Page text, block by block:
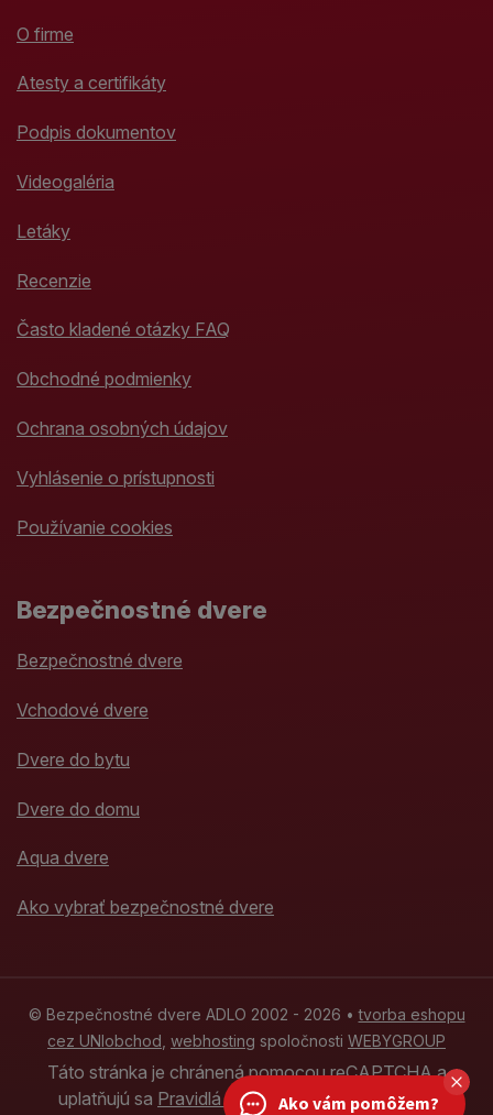
O firme
Atesty a certifikáty
Podpis dokumentov
Videogaléria
Letáky
Recenzie
Často kladené otázky FAQ
Obchodné podmienky
Ochrana osobných údajov
Vyhlásenie o prístupnosti
Používanie cookies
Bezpečnostné dvere
Bezpečnostné dvere
Vchodové dvere
Dvere do bytu
Dvere do domu
Aqua dvere
Ako vybrať bezpečnostné dvere
© Bezpečnostné dvere ADLO 2002 - 2026 •tvorba eshopu
cez UNIobchod webhosting spoločnosti WEBYGROUP
Táto stránka je chránená pomocou reCAPTCHA a
uplatňujú sa Pravidlá ochrany osobných údajov
Ako vám pomôžem?